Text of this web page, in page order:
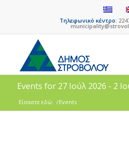
Τηλεφωνικό κέντρο:
Events for 27 Ιούλ 2026 - 2
Είσαστε εδώ: /Events